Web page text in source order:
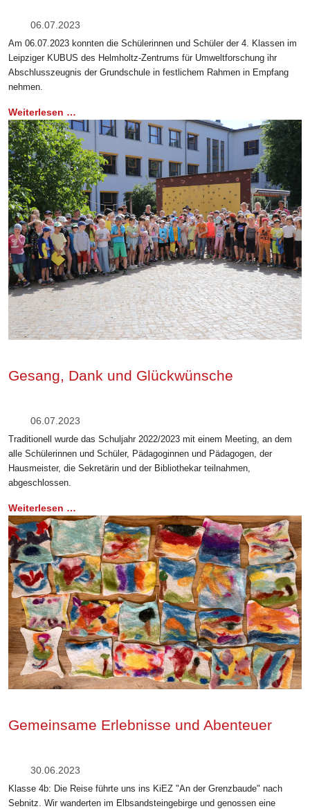
06.07.2023
Am 06.07.2023 konnten die Schülerinnen und Schüler der 4. Klassen im
Leipziger KUBUS des Helmholtz-Zentrums für Umweltforschung ihr
Abschlusszeugnis der Grundschule in festlichem Rahmen in Empfang
nehmen.
Weiterlesen …
Gesang, Dank und Glückwünsche
06.07.2023
Traditionell wurde das Schuljahr 2022/2023 mit einem Meeting, an dem
alle Schülerinnen und Schüler, Pädagoginnen und Pädagogen, der
Hausmeister, die Sekretärin und der Bibliothekar teilnahmen,
abgeschlossen.
Weiterlesen …
Gemeinsame Erlebnisse und Abenteuer
30.06.2023
Klasse 4b: Die Reise führte uns ins KiEZ "An der Grenzbaude" nach
Sebnitz. Wir wanderten im Elbsandsteingebirge und genossen eine